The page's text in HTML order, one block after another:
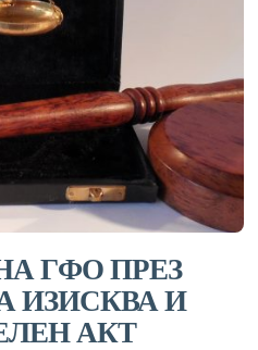
ГФО ПРЕЗ
ИЗИСКВА И
АКТ